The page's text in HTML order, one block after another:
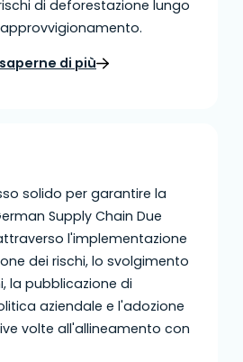
di deforestazione lungo
di più
solido per garantire la
Supply Chain Due
l'implementazione
dei rischi, lo svolgimento
la pubblicazione di
aziendale e l'adozione
volte all'allineamento con